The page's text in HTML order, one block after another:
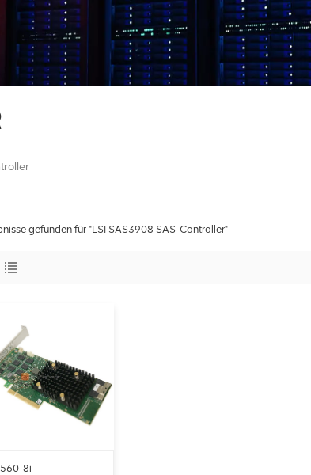
gefunden für "LSI SAS3908 SAS-Controller"
8i